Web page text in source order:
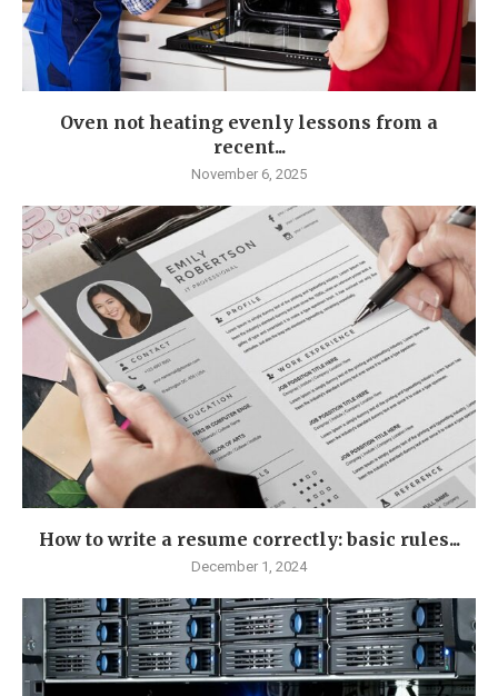
Oven not heating evenly lessons from a
recent...
November 6, 2025
How to write a resume correctly: basic rules...
December 1, 2024